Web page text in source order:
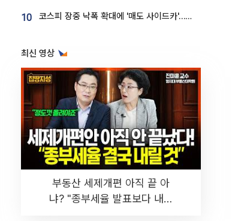
10 코스피 장중 낙폭 확대에 '매도 사이드카'…외인 2.8조'팔자'· 개인 3.1조 '사자'
최신 영상
부동산 세제개편 아직 끝 아
냐? "종부세율 발표보다 내릴